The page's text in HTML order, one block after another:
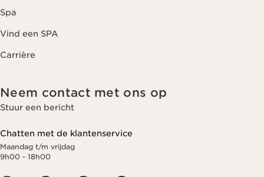
Spa
Vind een SPA
Carrière
Neem contact met ons op
Stuur een bericht
Chatten met de klantenservice
Maandag t/m vrijdag
9h00 - 18h00